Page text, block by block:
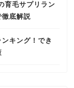
育毛サプリラン
底解説
キング！でき